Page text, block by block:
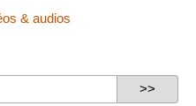
& audios